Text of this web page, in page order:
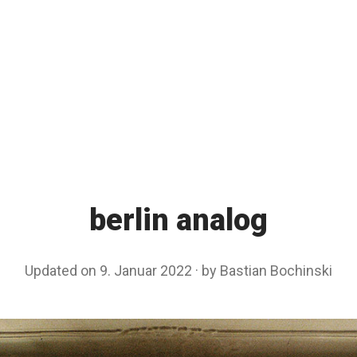
berlin analog
Updated on 9. Januar 2022 9
a
n
u
by Bastian Bochinski